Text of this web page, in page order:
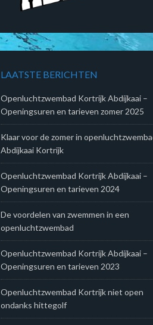
LAATSTE BERICHTEN
Openluchtzwembad Kortrijk Abdijkaai –
Openingsuren en tarieven zomer 2025
Klaar voor de zomer in
Abdijkaai Kortrijk
Openluchtzwembad Kortrijk Abdijkaai –
Openingsuren en tarieven 2024
De voordelen van zwemmen in een
openluchtzwembad
Openluchtzwembad Kortrijk Abdijkaai –
Openingsuren en tarieven 2023
Openluchtzwembad Kortrijk niet open
ondanks hittegolf